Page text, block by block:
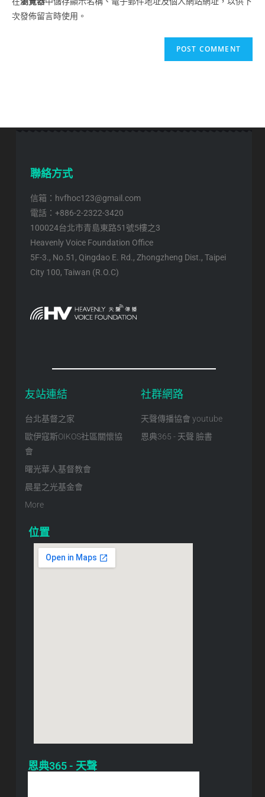
次發佈留言時使用。
聯絡方式
信箱：hvfhoc123@gmail.com
電話：+886-2-2322-3420
100024台北市青島東路51號5樓之3
Heavenly Voice Foundation Office
5F-3., No.51, Qingdao E. Rd., Zhongzheng Dist., Taipei
City 100, Taiwan (R.O.C)
友站連結
台北基督之家
歐伊寇斯OIKOS社區關懷協
會
曙光華人基督教會
晨星之光基金會
More
社群網路
天聲傳播協會 youtube
恩典365 - 天聲 臉書
位置
恩典365 - 天聲